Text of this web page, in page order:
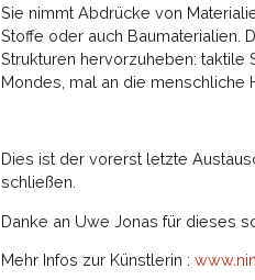
Sie nimmt Abdrücke von
Stoffe oder auch Baumaterialien.
Strukturen hervorzuheben:
Mondes, mal an die menschliche
Dies ist der vorerst letzte
schließen.
Danke an Uwe Jonas für dieses
Mehr Infos zur Künstlerin :